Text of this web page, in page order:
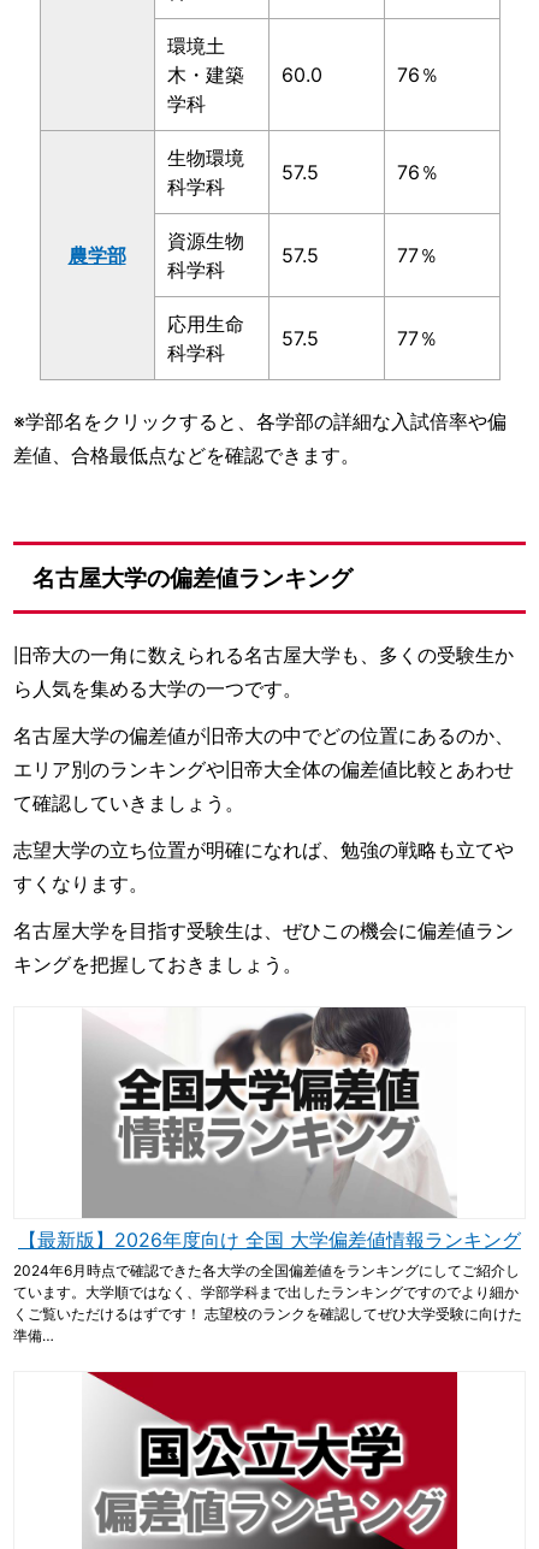
環境土
木・建築
学科
60.0 76％
農学部
生物環境
科学科
57.5 76％
資源生物
科学科
57.5 77％
応用生命
科学科
57.5 77％
※学部名をクリックすると、各学部の詳細な入試倍率や偏
差値、合格最低点などを確認できます。
名古屋大学の偏差値ランキング
旧帝大の一角に数えられる名古屋大学も、多くの受験生か
ら人気を集める大学の一つです。
名古屋大学の偏差値が旧帝大の中でどの位置にあるのか、
エリア別のランキングや旧帝大全体の偏差値比較とあわせ
て確認していきましょう。
志望大学の立ち位置が明確になれば、勉強の戦略も立てや
すくなります。
名古屋大学を目指す受験生は、ぜひこの機会に偏差値ラン
キングを把握しておきましょう。
【最新版】2026年度向け 全国 大学偏差値情報ランキング
2024年6月時点で確認できた各大学の全国偏差値をランキングにしてご紹介し
ています。大学順ではなく、学部学科まで出したランキングですのでより細か
くご覧いただけるはずです！ 志望校のランクを確認してぜひ大学受験に向けた
準備…